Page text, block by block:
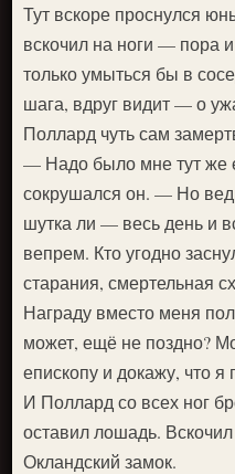
Тут вскоре проснулся
вскочил на ноги — пора
только умыться бы в
шага, вдруг видит — о
Поллард чуть сам
— Надо было мне тут же
сокрушался он. — Но
шутка ли — весь день и
вепрем. Кто угодно
старания, смертельная
Награду вместо меня
может, ещё не поздно?
епископу и докажу, что я
И Поллард со всех ног
оставил лошадь.
Окландский замок.